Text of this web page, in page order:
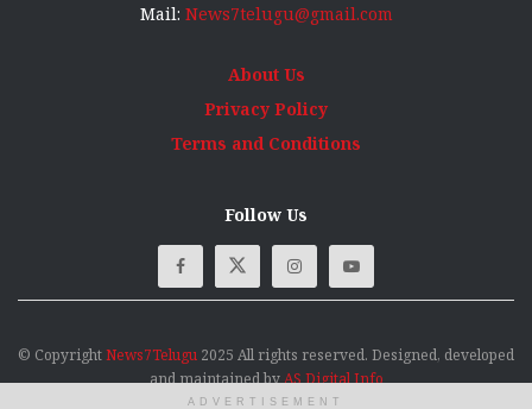
Mail: News7telugu@gmail.com
About Us
Privacy Policy
Terms and Conditions
Follow Us
© CopyrightNews7Telugu 2025 All rights reserved. Designed, developed
and maintained byAS Digital Info
ADVERTISEMENT